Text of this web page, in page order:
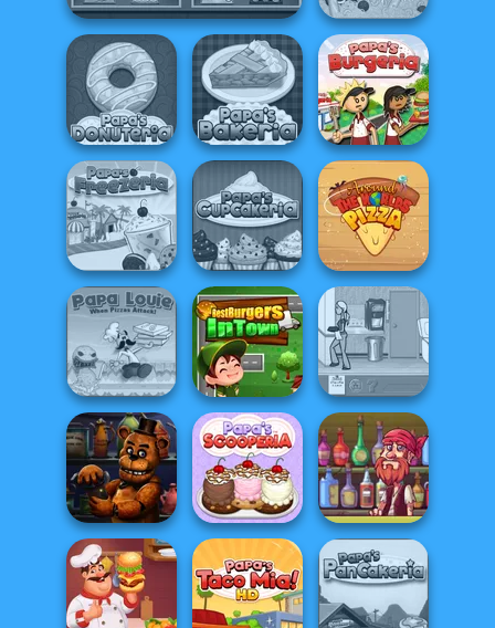
Cooking Cafe Food Chef Papa's Pastaria
Papa's Donuteria Papa's Bakeria Papa's Burgeria
Papa's Freezeria
Papa's
Cupcakeria
Around the
Worlds Pizza
Papa Louie:
When Pizzas
Attack
Best Burgers In
Town
The Waitress
FNAF Bartender
Papa's
Scooperia
Pirate Bartender
Captain's Gro...